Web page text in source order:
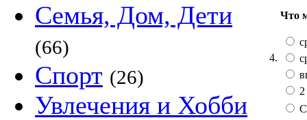
Семья, Дом, Дети
(66)
Спорт (26)
Увлечения и Хобби
4.
Что